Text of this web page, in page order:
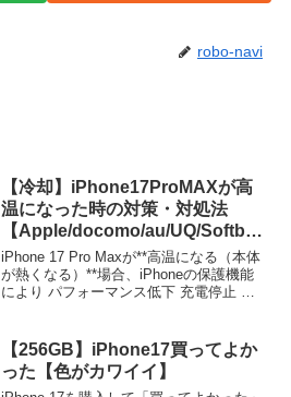
robo-navi
【冷却】iPhone17ProMAXが高
温になった時の対策・対処法
【Apple/docomo/au/UQ/Softban
k/ワイモバイル/楽天モバイル】
iPhone 17 Pro Maxが**高温になる（本体
が熱くなる）**場合、iPhoneの保護機能
により パフォーマンス低下 充電停止 画
網羅的に詳しく解説します。...
【256GB】iPhone17買ってよか
った【色がカワイイ】